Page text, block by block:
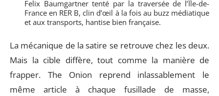
Felix Baumgartner tenté par la traversée de l’Île-de-
France en RER B, clin d’œil à la fois au buzz médiatique
et aux transports, hantise bien française.
La mécanique de la satire se retrouve chez les deux.
Mais la cible diffère, tout comme la manière de
frapper. The Onion reprend inlassablement le
même article à chaque fusillade de masse,